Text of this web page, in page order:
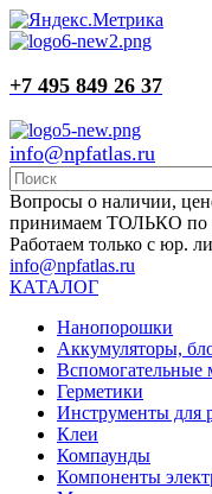
+7 495 849 26 37
info@npfatlas.ru
Вопросы о наличии,
принимаем ТОЛЬКО по
Работаем только с юр.
info@npfatlas.ru
КАТАЛОГ
Нанопорошки
Аккумуляторы,
Вспомогательные
Герметики
Инструменты для
Клеи
Компаунды
Компоненты